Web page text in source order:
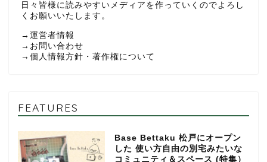
日々皆様に読みやすいメディアを作っていくのでよろし
くお願いいたします。
→ 運営者情報
→ お問い合わせ
→ 個人情報方針・著作権について
FEATURES
Base Bettaku 松戸にオープン
した 使い方自由の別宅みたいな
コミュニティ＆スペース (特集）